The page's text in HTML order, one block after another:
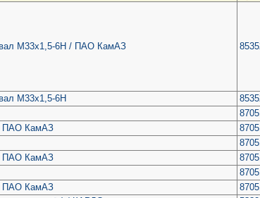
вал М33х1,5-6Н / ПАО КамАЗ
М33х1,5-6Н
/ ПАО КамАЗ
/ ПАО КамАЗ
/ ПАО КамАЗ